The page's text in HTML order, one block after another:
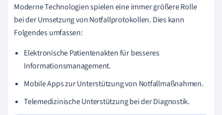
Moderne Technologien spielen eine immer größere Rolle
bei der Umsetzung von Notfallprotokollen. Dies kann
Folgendes umfassen:
Elektronische Patientenakten für besseres
Informationsmanagement.
Mobile Apps zur Unterstützung von Notfallmaßnahmen.
Telemedizinische Unterstützung bei der Diagnostik.